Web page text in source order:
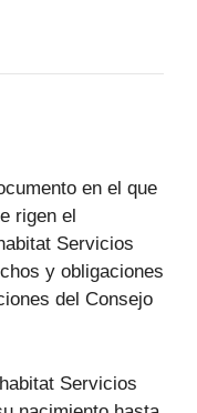
en el que
rigen el
Servicios
y obligaciones
del Consejo
Servicios